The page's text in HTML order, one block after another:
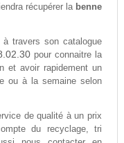
récupérer la benne
travers son catalogue
pour connaitre la
et avoir rapidement un
ou à la semaine selon
de qualité à un prix
du recyclage, tri